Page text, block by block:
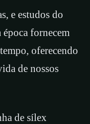
e estudos do
fornecem
oferecendo
de nossos
de sílex